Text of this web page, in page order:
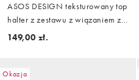
ASOS DESIGN teksturowany top
halter z zestawu z wiązaniem z
frędzlami w kolorze
149,00 zł.
Okazja